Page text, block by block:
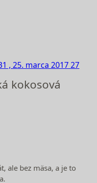
, 25. marca 201727
kokosová
ale bez mäsa, a je to